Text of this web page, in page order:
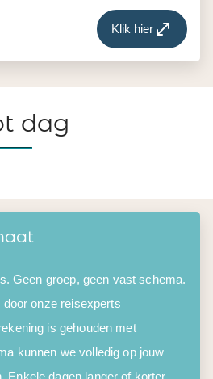
Klik hier
dag
Geen groep, geen vast schema.
onze reisexperts
is gehouden met
kunnen we volledig op jouw
Enkele dagen langer of korter,